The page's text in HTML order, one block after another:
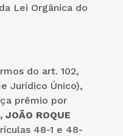
Lei Orgânica do
do art. 102,
Jurídico Único),
prêmio por
, JOÃO ROQUE
48-1 e 48-